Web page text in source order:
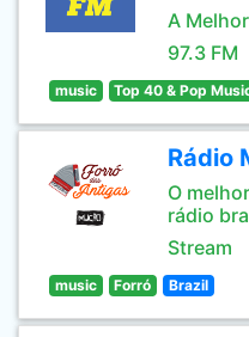
A
97.3 FM
music Top 40 & Pop
Rádio
O
rádio
Stream
music Forró Brazil